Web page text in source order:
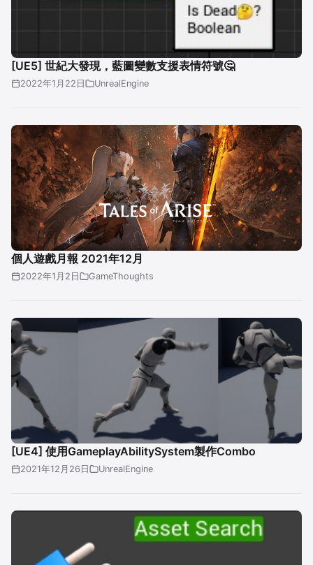
[UE5] 世紀大發現，藍圖變數支援表情符號🤔
2022年1月22日 UnrealEngine
個人遊戲月報 2021年12月
2022年1月2日 GameThoughts
[UE4] 使用GameplayAbilitySystem製作Combo
2021年12月26日 UnrealEngine